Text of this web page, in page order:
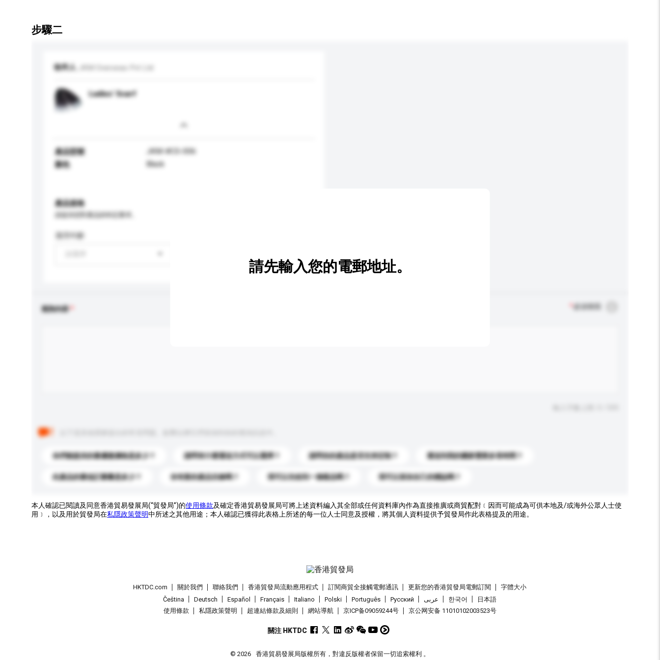
步驟二
收件人
Ladies' Scarf
產品型號
JKM-#CS-006
顏色
Black
產品規格
適用年齡
查詢內容
你們能提供的最優惠價格是多少？ 請問有什麼運送方式可以選擇？ 請問你的產品是否支持定制？ 運送到我的國家需要多長時間？
此產品的最低訂購量是多少？ 你有新的產品目錄嗎？ 我可以先收到一個樣品嗎？ 我可以添加自己的標誌嗎？
請先輸入您的電郵地址。
本人確認已閱讀及同意香港貿易發展局(“貿發局”)的使用條款及確定香港貿易發展局可將上述資料編入其全部或任何資料庫內作為直接推廣或商貿配對﹝因而可能成為可供本地及/或海外公眾人士使
用﹞，以及用於貿發局在私隱政策聲明中所述之其他用途；本人確認已獲得此表格上所述的每一位人士同意及授權，將其個人資料提供予貿發局作此表格提及的用途。
HKTDC.com 關於我們 聯絡我們 香港貿發局流動應用程式 訂閱商貿全接觸電郵通訊 更新您的香港貿發局電郵訂閱
字體大小
Čeština
Deutsch Español Français Italiano Polski Português Pусский عربى 한국어
日本語
使用條款
私隱政策聲明 超連結條款及細則 網站導航 京ICP备09059244号 京公网安备 11010102003523号
關注 HKTDC
© 2026 香港貿易發展局版權所有，對違反版權者保留一切追索權利 。